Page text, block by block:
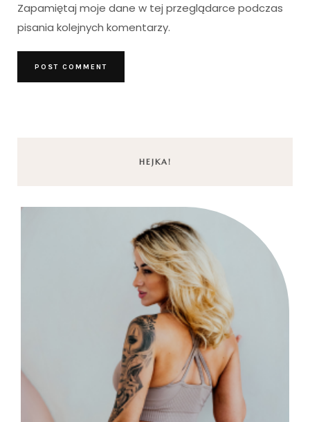
Zapamiętaj moje dane w tej przeglądarce podczas
pisania kolejnych komentarzy.
HEJKA!